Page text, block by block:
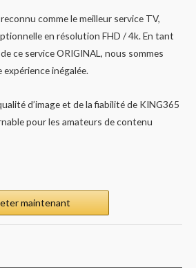
comme le meilleur service TV,
en résolution FHD / 4k. En tant
ce service ORIGINAL, nous sommes
inégalée.
d’image et de la fiabilité de KING365
pour les amateurs de contenu
maintenant